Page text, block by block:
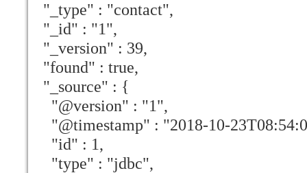
"_type" : "contact",
"_id" : "1",
"_version" : 39,
"found" : true,
"_source" : {
"@version" : "1",
"@timestamp" : "2018-10-
"id" : 1,
"type" : "jdbc",